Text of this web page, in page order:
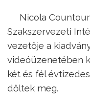
Nicola
Szakszervezeti
vezetője a
videóüzenetében
két és fél
dőltek meg.